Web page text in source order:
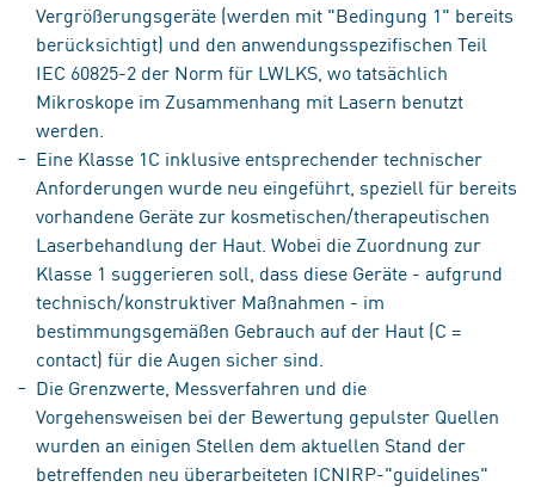
Vergrößerungsgeräte (werden mit "Bedingung 1" bereits
berücksichtigt) und den anwendungsspezifischen Teil
IEC 60825-2 der Norm für LWLKS, wo tatsächlich
Mikroskope im Zusammenhang mit Lasern benutzt
werden.
Eine Klasse 1C inklusive entsprechender technischer
Anforderungen wurde neu eingeführt, speziell für bereits
vorhandene Geräte zur kosmetischen/therapeutischen
Laserbehandlung der Haut. Wobei die Zuordnung zur
Klasse 1 suggerieren soll, dass diese Geräte - aufgrund
technisch/konstruktiver Maßnahmen - im
bestimmungsgemäßen Gebrauch auf der Haut (C =
contact) für die Augen sicher sind.
Die Grenzwerte, Messverfahren und die
Vorgehensweisen bei der Bewertung gepulster Quellen
wurden an einigen Stellen dem aktuellen Stand der
betreffenden neu überarbeiteten ICNIRP-"guidelines"